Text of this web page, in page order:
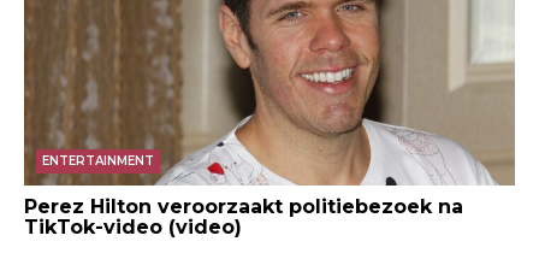
ENTERTAINMENT
Perez Hilton veroorzaakt politiebezoek na
TikTok-video (video)